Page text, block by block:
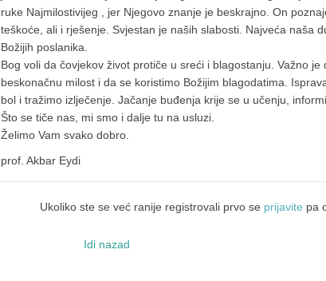
ruke Najmilostivijeg , jer Njegovo znanje je beskrajno. On
teškoće, ali i rješenje. Svjestan je naših slabosti. Najveća naša
Božijih poslanika.
Bog voli da čovjekov život protiče u sreći i blagostanju. Važno
beskonačnu milost i da se koristimo Božijim blagodatima.
bol i tražimo izlječenje. Jačanje buđenja krije se u učenju,
Što se tiče nas, mi smo i dalje tu na usluzi.
Želimo Vam svako dobro.
prof. Akbar Eydi
Ukoliko ste se već ranije registrovali prvo se prijavite pa
Idi nazad